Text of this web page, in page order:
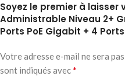
Soyez le premier à laisser
Administrable Niveau 2+
Ports PoE Gigabit + 4 Ports
Votre adresse e-mail ne sera
sont indiqués avec*